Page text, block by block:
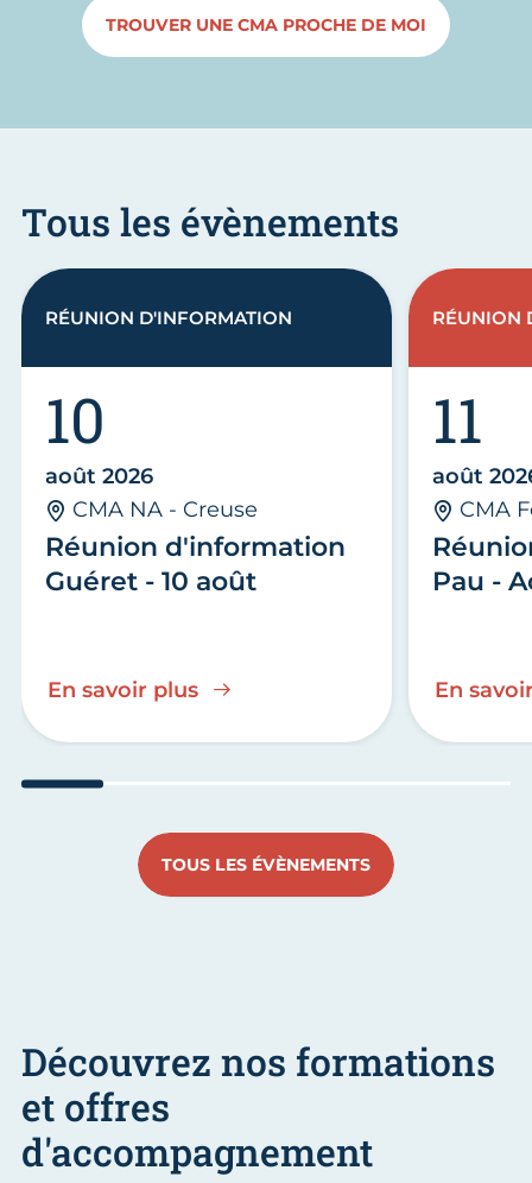
TROUVER UNE CMA PROCHE DE MOI
Tous les évènements
Réunion d'information
Guéret - 10 août
10
août 2026
CMA NA - Creuse
En savoir plus
RÉUNION D'INFORMATION
Pau -
11
août
CMA
En
RÉUNION
TOUS LES ÉVÈNEMENTS
Découvrez nos formations
et offres
d'accompagnement